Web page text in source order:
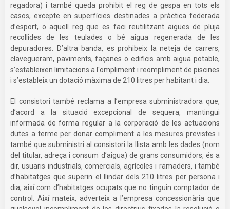
regadora) i també queda prohibit el reg de gespa en tots els
casos, excepte en superfícies destinades a pràctica federada
d’esport, o aquell reg que es faci reutilitzant aigües de pluja
recollides de les teulades o bé aigua regenerada de les
depuradores. D’altra banda, es prohibeix la neteja de carrers,
clavegueram, paviments, façanes o edificis amb aigua potable,
s’estableixen limitacions a l'ompliment i reompliment de piscines
i s’estableix un dotació màxima de 210 litres per habitant i dia.
El consistori també reclama a l’empresa subministradora que,
d’acord a la situació excepcional de sequera, mantingui
informada de forma regular a la corporació de les actuacions
dutes a terme per donar compliment a les mesures previstes i
també que subministri al consistori la llista amb les dades (nom
del titular, adreça i consum d’aigua) de grans consumidors, és a
dir, usuaris industrials, comercials, agrícoles i ramaders, i també
d’habitatges que superin el llindar dels 210 litres per persona i
dia, així com d’habitatges ocupats que no tinguin comptador de
control. Així mateix, adverteix a l’empresa concessionària que